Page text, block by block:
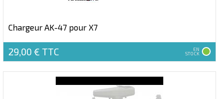
Chargeur AK-47 pour X7
29,00 € TTC EN
STOCK